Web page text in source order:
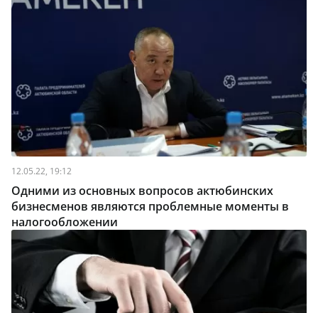
12.05.22, 19:12
Одними из основных вопросов актюбинских
бизнесменов являются проблемные моменты в
налогообложении